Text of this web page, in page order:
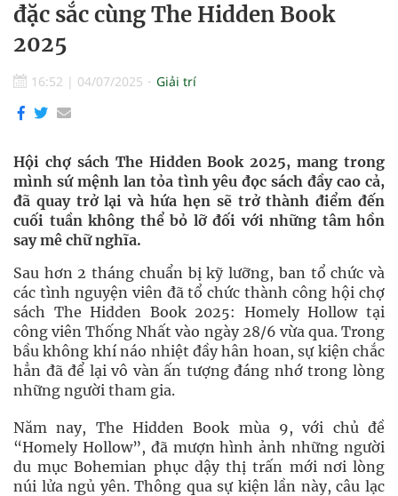
đặc sắc cùng The Hidden Book
2025
16:52 | 04/07/2025 Giải trí
Hội chợ sách The Hidden Book 2025, mang trong
mình sứ mệnh lan tỏa tình yêu đọc sách đầy cao cả,
đã quay trở lại và hứa hẹn sẽ trở thành điểm đến
cuối tuần không thể bỏ lỡ đối với những tâm hồn
say mê chữ nghĩa.
Sau hơn 2 tháng chuẩn bị kỹ lưỡng, ban tổ chức và
các tình nguyện viên đã tổ chức thành công hội chợ
sách The Hidden Book 2025: Homely Hollow tại
công viên Thống Nhất vào ngày 28/6 vừa qua. Trong
bầu không khí náo nhiệt đầy hân hoan, sự kiện chắc
hẳn đã để lại vô vàn ấn tượng đáng nhớ trong lòng
những người tham gia.
Năm nay, The Hidden Book mùa 9, với chủ đề
“Homely Hollow”, đã mượn hình ảnh những người
du mục Bohemian phục dậy thị trấn mới nơi lòng
núi lửa ngủ yên. Thông qua sự kiện lần này, câu lạc